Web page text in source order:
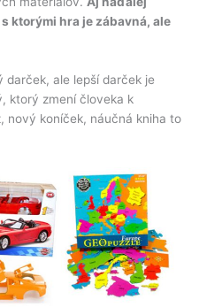
ktorými hra je zábavná, ale
darček, ale lepší darček je
ktorý zmení človeka k
nový koníček, náučná kniha to